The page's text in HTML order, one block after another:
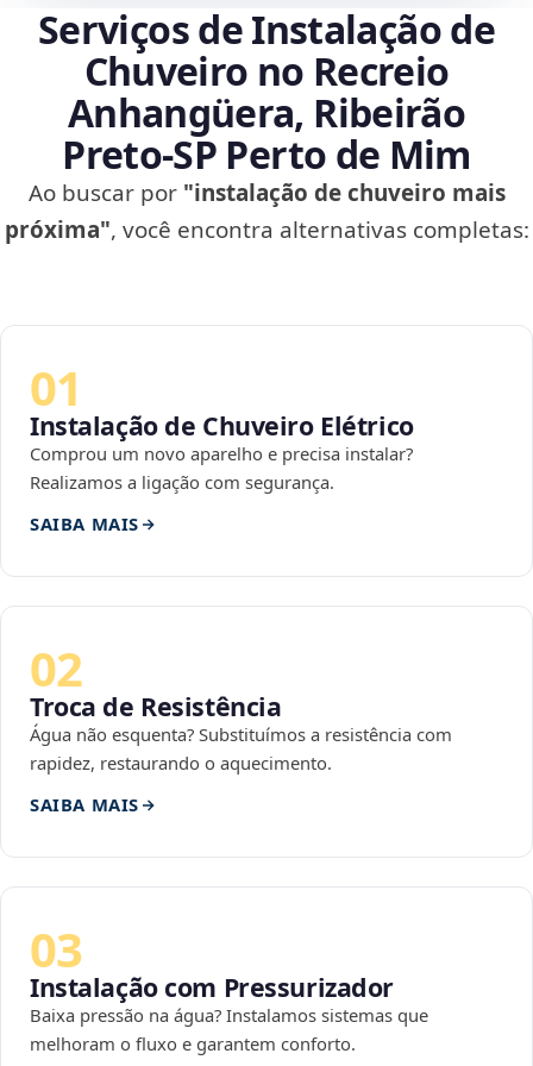
Serviços de Instalação de
Chuveiro no Recreio
Anhangüera, Ribeirão
Preto‑SP Perto de Mim
Ao buscar por "instalação de chuveiro mais
próxima", você encontra alternativas completas:
01
Instalação de Chuveiro Elétrico
Comprou um novo aparelho e precisa instalar?
Realizamos a ligação com segurança.
SAIBA MAIS
02
Troca de Resistência
Água não esquenta? Substituímos a resistência com
rapidez, restaurando o aquecimento.
SAIBA MAIS
03
Instalação com Pressurizador
Baixa pressão na água? Instalamos sistemas que
melhoram o fluxo e garantem conforto.